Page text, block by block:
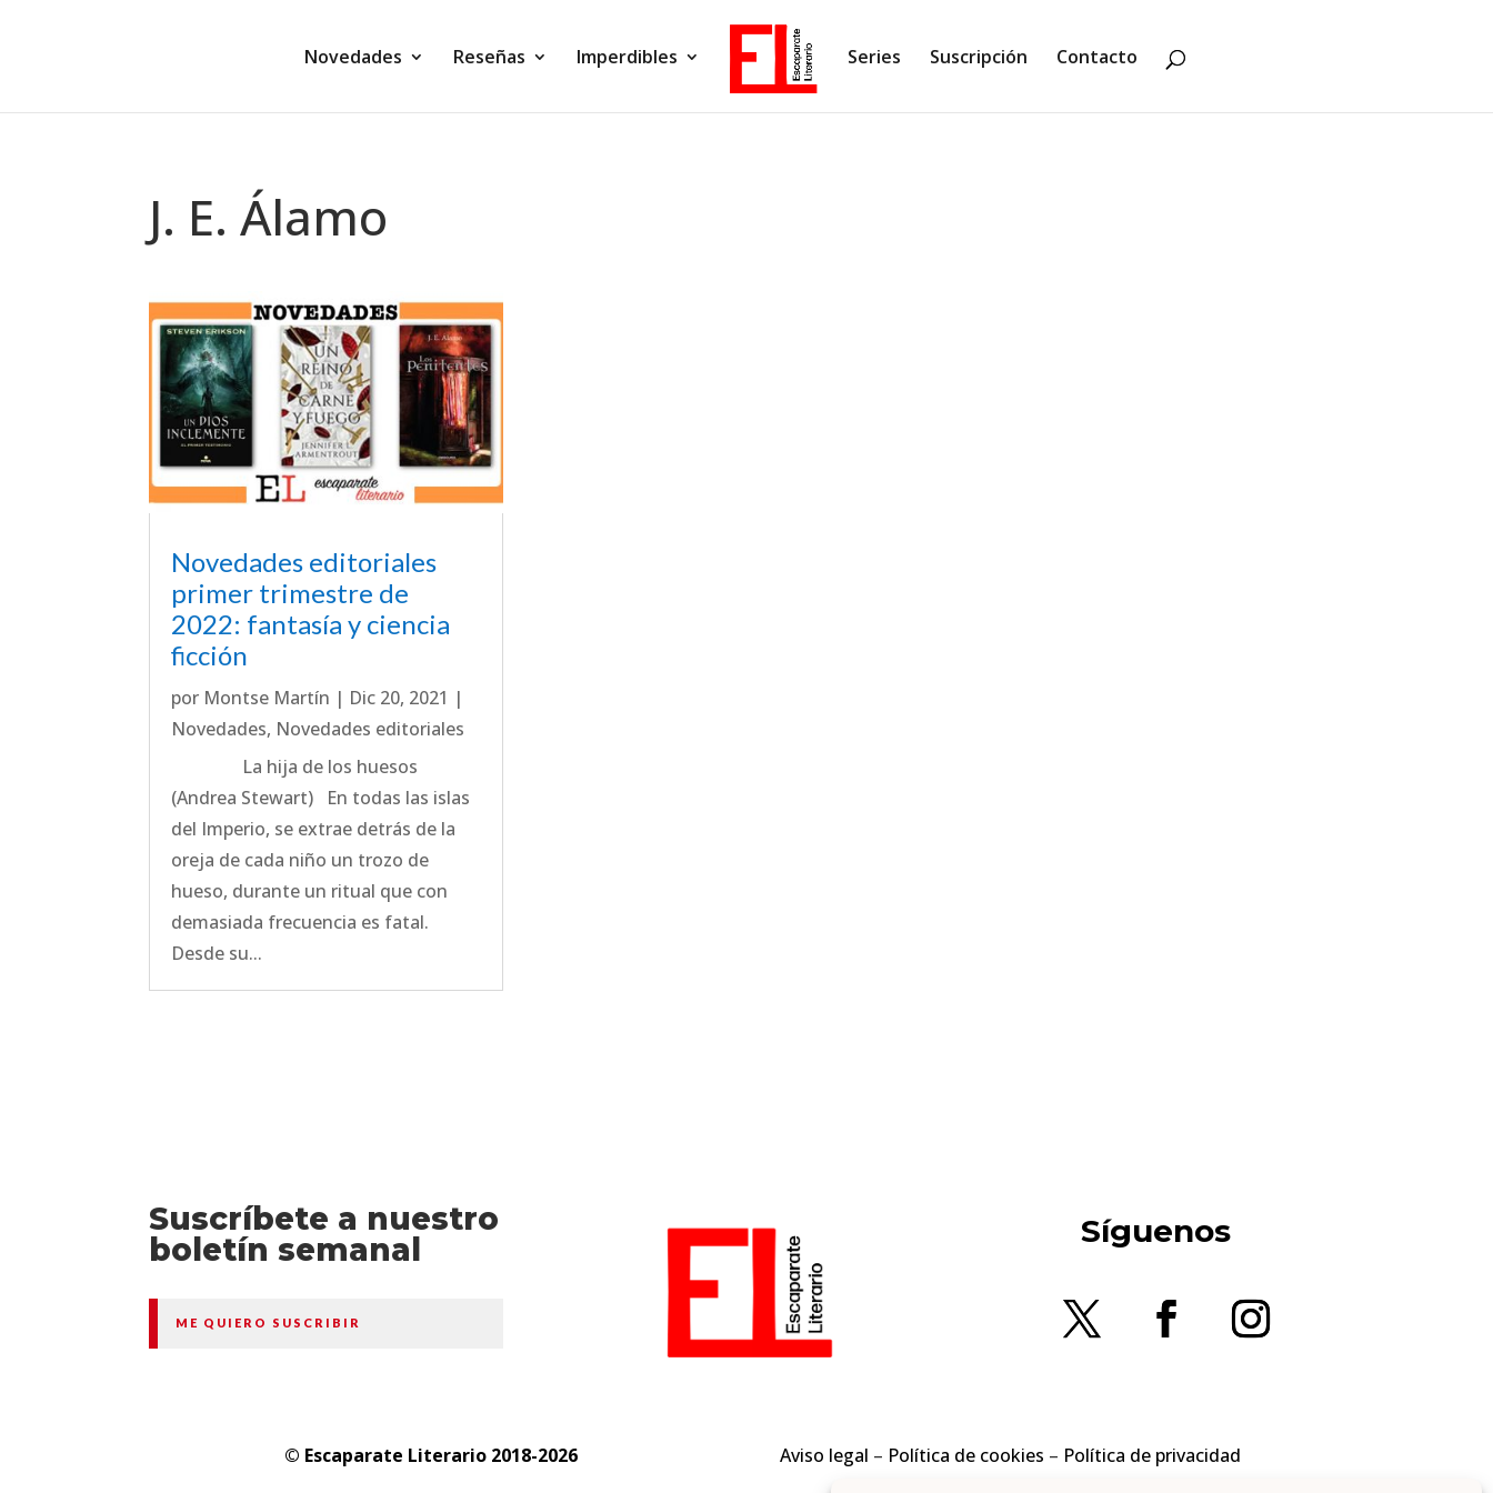
Novedades Reseñas Imperdibles Series Suscripción Contacto
J. E. Álamo
Novedades editoriales
primer trimestre de
2022: fantasía y ciencia
ficción
por Montse Martín | Dic 20, 2021 |
Novedades, Novedades editoriales
La hija de los huesos
(Andrea Stewart) En todas las islas
del Imperio, se extrae detrás de la
oreja de cada niño un trozo de
hueso, durante un ritual que con
demasiada frecuencia es fatal.
Desde su...
Suscríbete a nuestro
boletín semanal
ME QUIERO SUSCRIBIR
Síguenos
© Escaparate Literario 2018-2026 Aviso legal – Política de cookies – Política de privacidad